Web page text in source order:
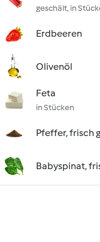
geschält, in
Erdbeeren
Olivenöl
Feta
in Stücken
Pfeffer, frisch
Babyspinat,